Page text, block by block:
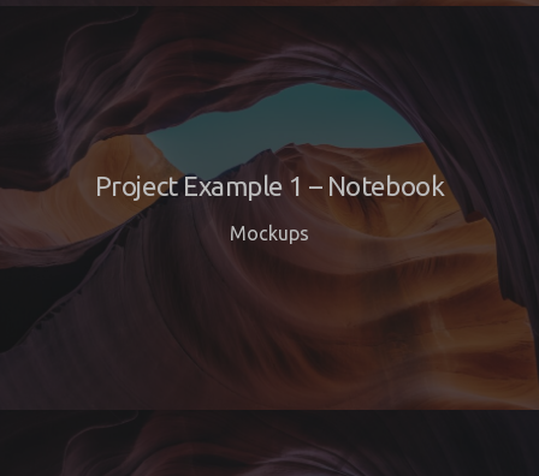
Project Example 1 – Notebook
Mockups